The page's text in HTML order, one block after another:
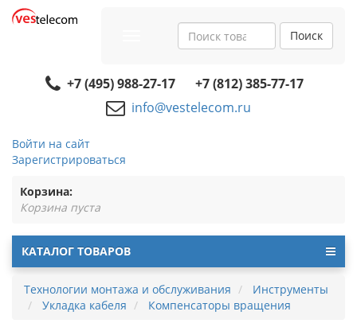
navigation
Поиск
+7 (495) 988-27-17
+7 (812) 385-77-17
info@vestelecom.ru
Войти на сайт
Зарегистрироваться
Корзина:
Корзина пуста
КАТАЛОГ ТОВАРОВ
Технологии монтажа и обслуживания
Инструменты
Укладка кабеля
Компенсаторы вращения